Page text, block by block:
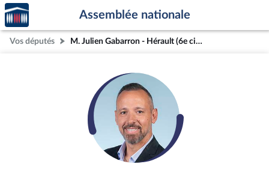
Aller au contenu
Aller en bas de la page
Accèder
à la
page
d'accueil
Assemblée nationale
Vos députés M. Julien Gabarron - Hérault (6e circonscription)